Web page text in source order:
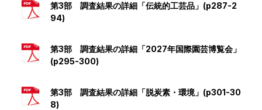
第3部 調査結果の詳細「伝統的工芸品」(p287-2
94)
第3部 調査結果の詳細「2027年国際園芸博覧会」
(p295-300)
第3部 調査結果の詳細「脱炭素・環境」(p301-30
8)